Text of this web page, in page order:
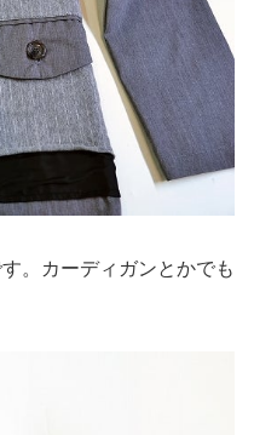
。カーディガンとかでも